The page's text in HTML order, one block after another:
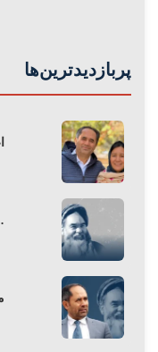
پربازدیدترین‌ها